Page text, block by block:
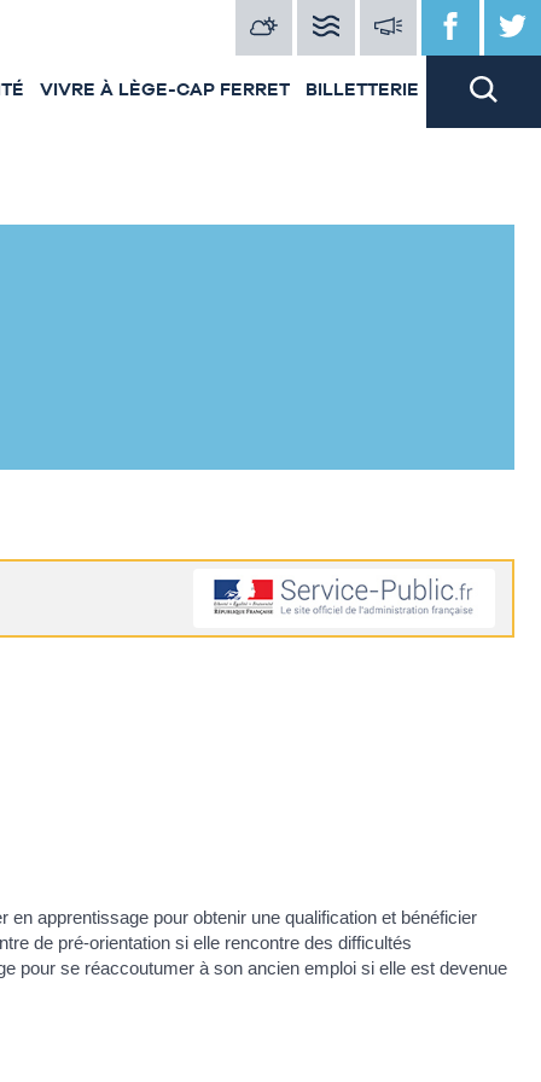
VIVRE À LÈGE-CAP FERRET BILLETTERIE
apprentissage pour obtenir une qualification et bénéficier
de pré-orientation si elle rencontre des difficultés
pour se réaccoutumer à son ancien emploi si elle est devenue